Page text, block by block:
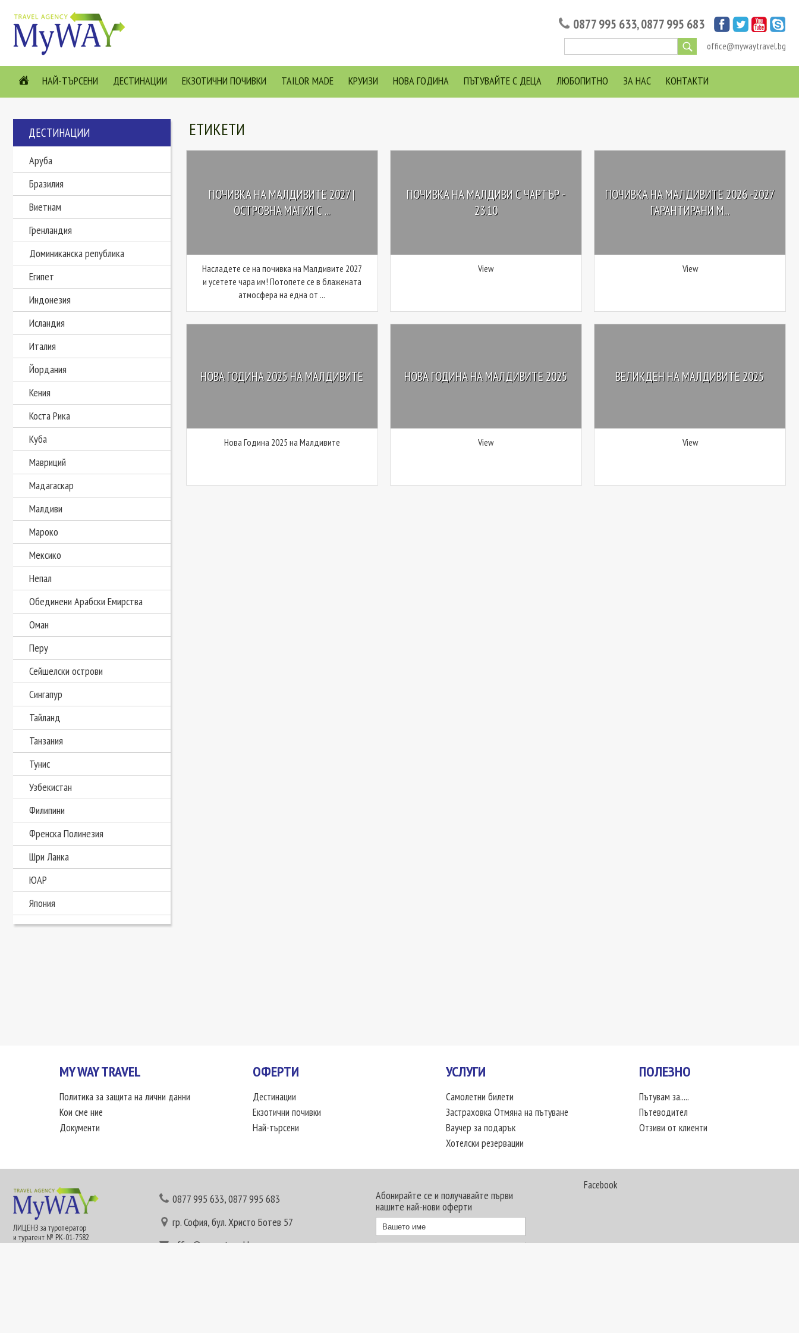
0877 995 633,0877 995 683
office@mywaytravel.bg
НАЙ-ТЪРСЕНИ ДЕСТИНАЦИИ ЕКЗОТИЧНИ ПОЧИВКИ TAILOR MADE КРУИЗИ НОВА ГОДИНА ПЪТУВАЙТЕ С ДЕЦА ЛЮБОПИТНО ЗА НАС КОНТАКТИ
ДЕСТИНАЦИИ
Аруба
Бразилия
Виетнам
Гренландия
Доминиканска република
Египет
Индонезия
Исландия
Италия
Йордания
Кения
Коста Рика
Куба
Мавриций
Мадагаскар
Малдиви
Мароко
Мексико
Непал
Обединени Арабски Емирства
Оман
Перу
Сейшелски острови
Сингапур
Тайланд
Танзания
Тунис
Узбекистан
Филипини
Френска Полинезия
Шри Ланка
ЮАР
Япония
ЕТИКЕТИ
ПОЧИВКА НА МАЛДИВИТЕ 2027 |
ОСТРОВНА МАГИЯ С ...
Насладете се на почивка на Малдивите 2027
и усетете чара им! Потопете се в блажената
атмосфера на една от ...
ПОЧИВКА НА МАЛДИВИ С ЧАРТЪР -
23.10
View
ПОЧИВКА НА МАЛДИВИТЕ 2026 -2027
ГАРАНТИРАНИ М...
View
НОВА ГОДИНА 2025 НА МАЛДИВИТЕ
Нова Година 2025 на Малдивите
НОВА ГОДИНА НА МАЛДИВИТЕ 2025
View
ВЕЛИКДЕН НА МАЛДИВИТЕ 2025
View
MY WAY TRAVEL
Политика за защита на лични данни
Кои сме ние
Документи
ОФЕРТИ
Дестинации
Екзотични почивки
Най-търсени
УСЛУГИ
Самолетни билети
Застраховка Отмяна на пътуване
Ваучер за подарък
Хотелски резервации
ПОЛЕЗНО
Пътувам за.....
Пътеводител
Отзиви от клиенти
ЛИЦЕНЗ за туроператор
и турагент № РК-01-7582
0877 995 633,0877 995 683
гр. София, бул. Христо Ботев 57
office@mywaytravel.bg
Абонирайте се и получавайте първи
нашите най-нови оферти
Facebook